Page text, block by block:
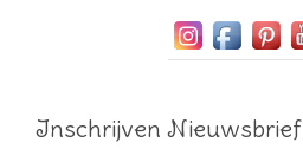
Inschrijven Nieuwsbrief